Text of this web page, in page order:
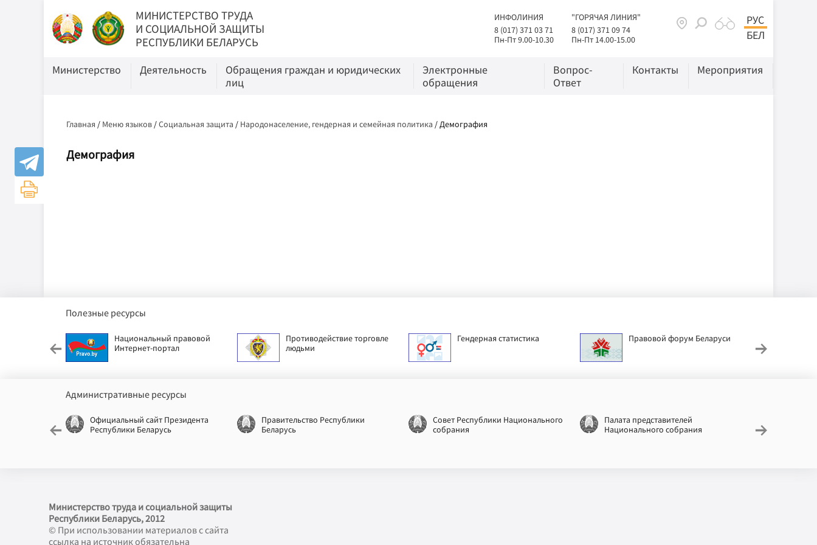
МИНИСТЕРСТВО ТРУДА
И СОЦИАЛЬНОЙ ЗАЩИТЫ
РЕСПУБЛИКИ БЕЛАРУСЬ
ИНФОЛИНИЯ
8 (017) 371 03 71
Пн-Пт 9.00-10.30
"ГОРЯЧАЯ ЛИНИЯ"
8 (017) 371 09 74
Пн-Пт 14.00-15.00
РУС
БЕЛ
Министерство Деятельность
Обращения граждан и юридических
лиц
Электронные
обращения
Вопрос-
Ответ
Контакты Мероприятия
Главная / Меню языков /Социальная защита / Народонаселение, гендерная и семейная политика /Демография
Демография
Полезные ресурсы
Национальный правовой
Интернет-портал
Противодействие торговле
людьми
Гендерная статистика Правовой форум Беларуси
Административные ресурсы
Официальный сайт Президента
Республики Беларусь
Правительство Республики
Беларусь
Совет Республики Национального
собрания
Палата представителей
Национального собрания
Министерство труда и социальной защиты
Республики Беларусь, 2012
© При использовании материалов с сайта
ссылка на источник обязательна